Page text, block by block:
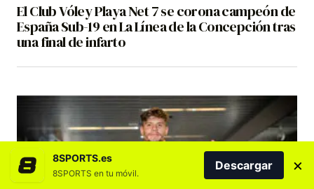
El Club Vóley Playa Net 7 se corona campeón de
España Sub-19 en La Línea de la Concepción tras
una final de infarto
8SPORTS.es
8SPORTS en tu móvil.
Descargar ×